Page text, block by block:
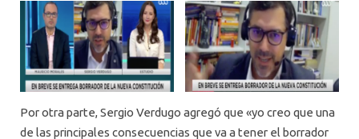
Por otra parte, Sergio Verdugo agregó que «yo creo que una
de las principales consecuencias que va a tener el borrador